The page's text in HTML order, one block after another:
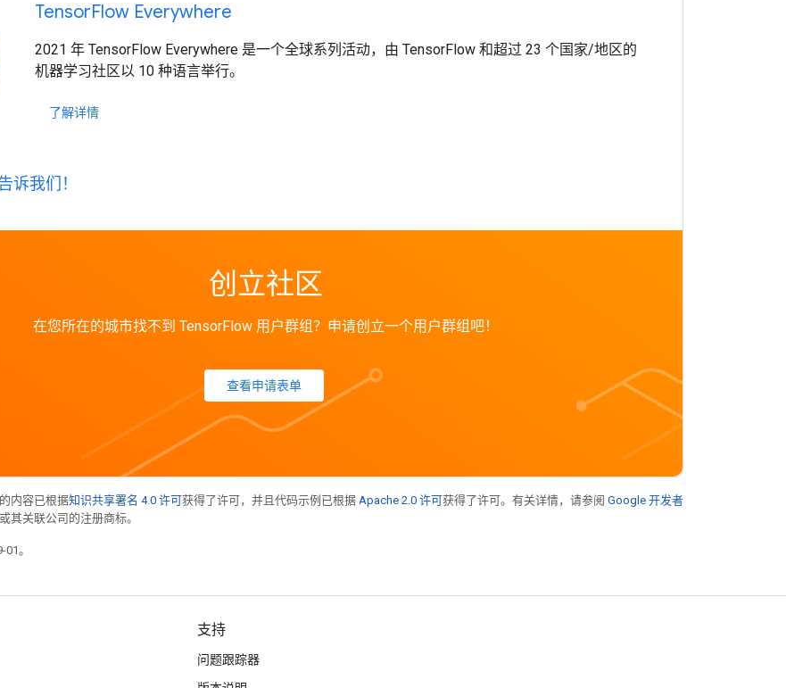
TensorFlow Everywhere
2021 年 TensorFlow Everywhere 是一个全球系列活动，由 TensorFlow 和超过 23 个国家/地区的
机器学习社区以 10 种语言举行。
了解详情
诉我们！
创立社区
在您所在的城市找不到 TensorFlow 用户群组？申请创立一个用户群组吧！
查看申请表单
内容已根据知识共享署名 4.0 许可获得了许可，并且代码示例已根据 Apache 2.0 许可获得了许可。有关详情，请参阅 Google 开发者
其关联公司的注册商标。
。
支持
问题跟踪器